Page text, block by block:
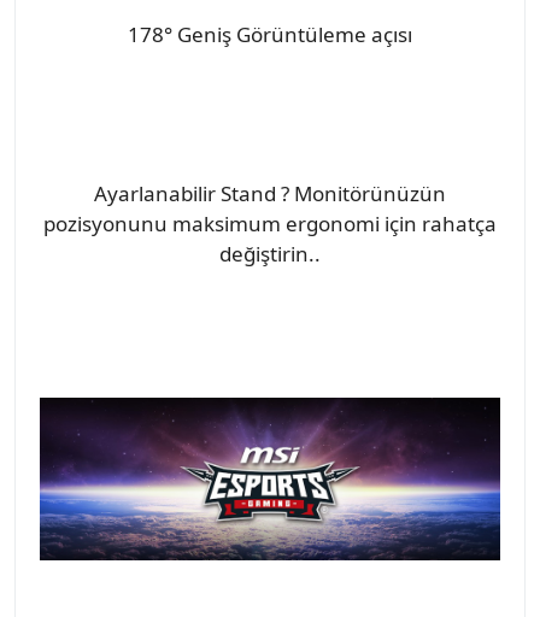
178° Geniş Görüntüleme açısı
Ayarlanabilir Stand ? Monitörünüzün
pozisyonunu maksimum ergonomi için rahatça
değiştirin..